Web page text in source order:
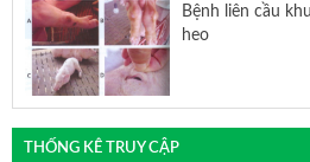
Bệnh liên cầu
heo
THỐNG KÊ TRUY CẬP